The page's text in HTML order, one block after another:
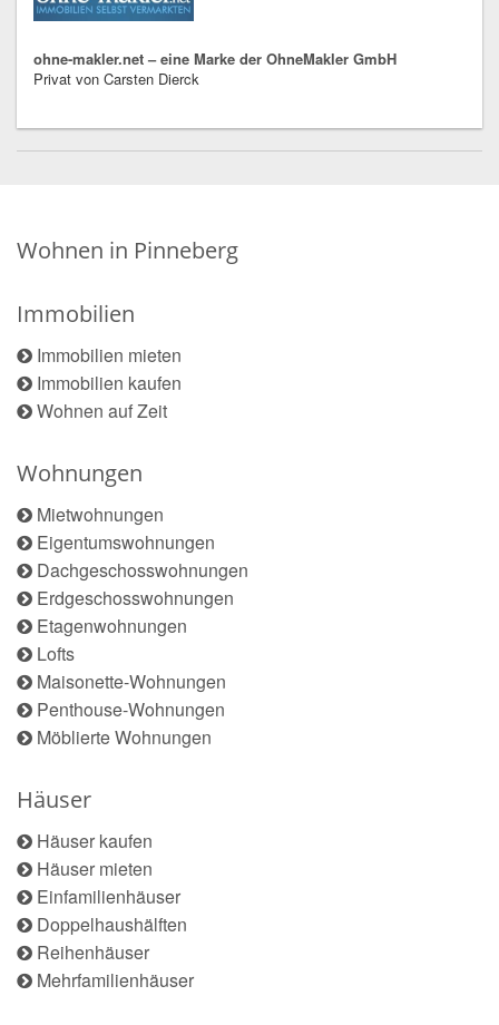
ohne-makler.net – eine Marke der OhneMakler GmbH
Privat von Carsten Dierck
Wohnen in Pinneberg
Immobilien
Immobilien mieten
Immobilien kaufen
Wohnen auf Zeit
Wohnungen
Mietwohnungen
Eigentumswohnungen
Dachgeschosswohnungen
Erdgeschosswohnungen
Etagenwohnungen
Lofts
Maisonette-Wohnungen
Penthouse-Wohnungen
Möblierte Wohnungen
Häuser
Häuser kaufen
Häuser mieten
Einfamilienhäuser
Doppelhaushälften
Reihenhäuser
Mehrfamilienhäuser